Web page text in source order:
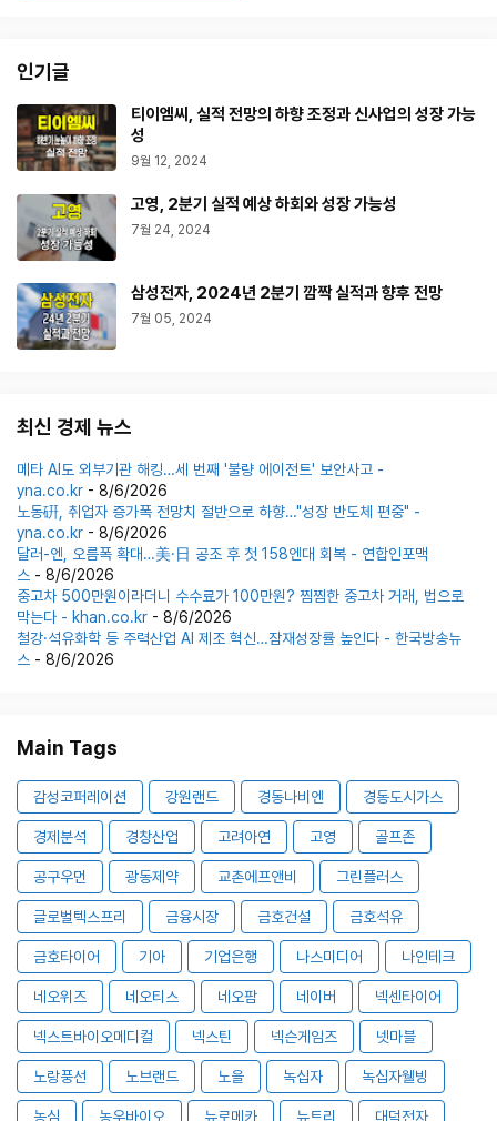
인기글
티이엠씨, 실적 전망의 하향 조정과 신사업의 성장 가능
성
9월 12, 2024
고영, 2분기 실적 예상 하회와 성장 가능성
7월 24, 2024
삼성전자, 2024년 2분기 깜짝 실적과 향후 전망
7월 05, 2024
최신 경제 뉴스
메타 AI도 외부기관 해킹…세 번째 '불량 에이전트' 보안사고 -
yna.co.kr - 8/6/2026
노동硏, 취업자 증가폭 전망치 절반으로 하향…"성장 반도체 편중" -
yna.co.kr - 8/6/2026
달러-엔, 오름폭 확대…美·日 공조 후 첫 158엔대 회복 - 연합인포맥
스 - 8/6/2026
중고차 500만원이라더니 수수료가 100만원? 찜찜한 중고차 거래, 법으로
막는다 - khan.co.kr - 8/6/2026
철강·석유화학 등 주력산업 AI 제조 혁신…잠재성장률 높인다 - 한국방송뉴
스 - 8/6/2026
Main Tags
감성코퍼레이션 강원랜드 경동나비엔 경동도시가스
경제분석 경창산업 고려아연 고영 골프존
공구우먼 광동제약 교촌에프앤비 그린플러스
글로벌텍스프리 금융시장 금호건설 금호석유
금호타이어 기아 기업은행 나스미디어 나인테크
네오위즈 네오티스 네오팜 네이버 넥센타이어
넥스트바이오메디컬 넥스틴 넥슨게임즈 넷마블
노랑풍선 노브랜드 노을 녹십자 녹십자웰빙
농심 농우바이오 뉴로메카 뉴트리 대덕전자